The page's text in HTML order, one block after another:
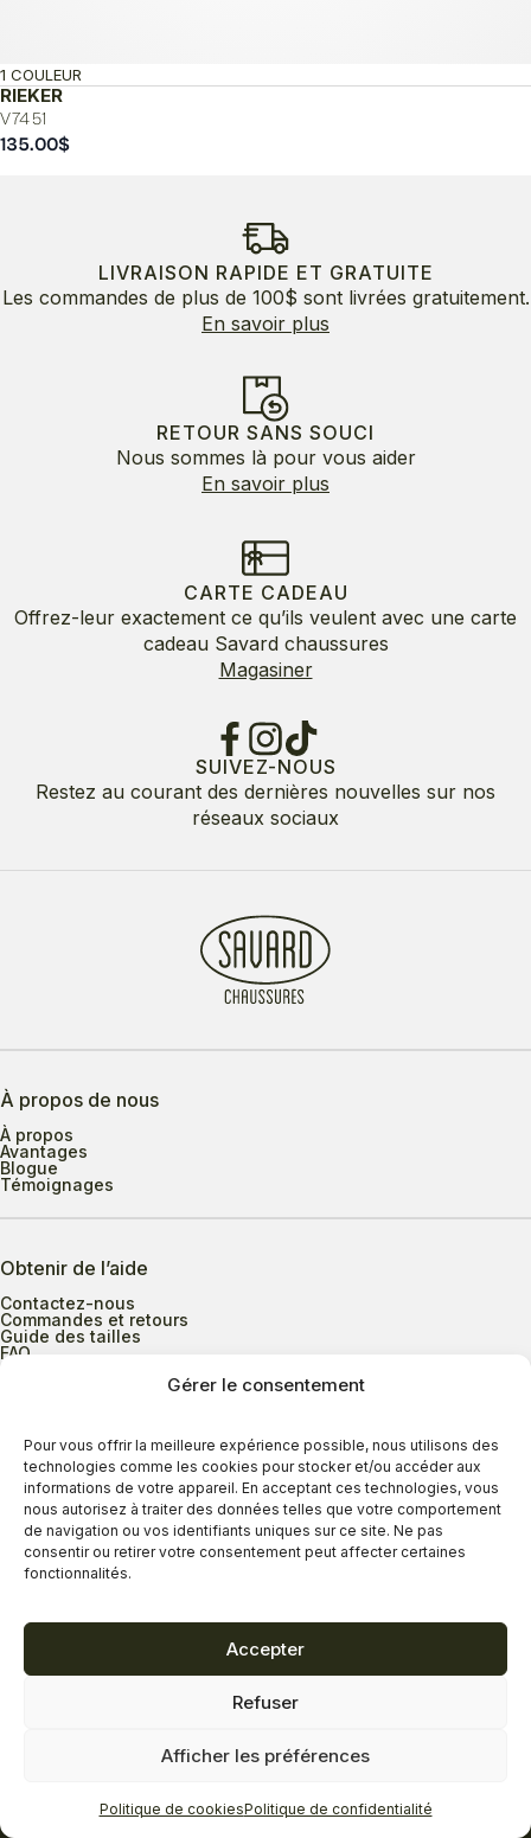
Gérer le consentement
Pour vous offrir la meilleure expérience possible, nous utilisons des
technologies comme les cookies pour stocker et/ou accéder aux
informations de votre appareil. En acceptant ces technologies, vous
nous autorisez à traiter des données telles que votre comportement
de navigation ou vos identifiants uniques sur ce site. Ne pas
consentir ou retirer votre consentement peut affecter certaines
fonctionnalités.
Accepter
Refuser
Afficher les préférences
Politique de cookiesPolitique de confidentialité
RIEKER
V7451
1 COULEUR
135.00$
LIVRAISON RAPIDE ET GRATUITE
Les commandes de plus de 100$ sont livrées gratuitement.
En savoir plus
RETOUR SANS SOUCI
Nous sommes là pour vous aider
En savoir plus
CARTE CADEAU
Offrez-leur exactement ce qu’ils veulent avec une carte
cadeau Savard chaussures
Magasiner
SUIVEZ-NOUS
Restez au courant des dernières nouvelles sur nos
réseaux sociaux
À propos de nous
À propos
Avantages
Blogue
Témoignages
Obtenir de l’aide
Contactez-nous
Commandes et retours
Guide des tailles
FAQ
Heures d’ouverture
Lundi au mercredi
9h00 à 17h30
Jeudi
9h00 à 20h00
Vendredi
9h00 à 18h00
Dimanche
11h00 à 16h30
Termes et conditions
Réalisation Zonart Communications